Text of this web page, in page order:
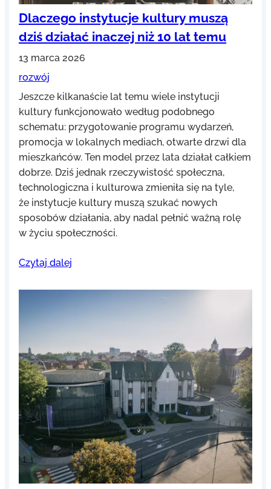
Dlaczego instytucje kultury muszą
dziś działać inaczej niż 10 lat temu
13 marca 2026
rozwój
Jeszcze kilkanaście lat temu wiele instytucji
kultury funkcjonowało według podobnego
schematu: przygotowanie programu wydarzeń,
promocja w lokalnych mediach, otwarte drzwi dla
mieszkańców. Ten model przez lata działał całkiem
dobrze. Dziś jednak rzeczywistość społeczna,
technologiczna i kulturowa zmieniła się na tyle,
że instytucje kultury muszą szukać nowych
sposobów działania, aby nadal pełnić ważną rolę
w życiu społeczności.
Czytaj dalej